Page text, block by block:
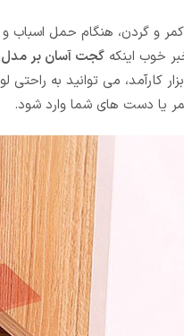
کمر و گردن، هنگام حمل اسباب
خوب اینکه گجت آسان بر مدل IGC-2073
کارآمد، می توانید به
یا دست های شما وارد شود.